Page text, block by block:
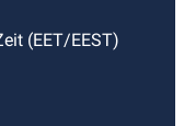
(EET/EEST)